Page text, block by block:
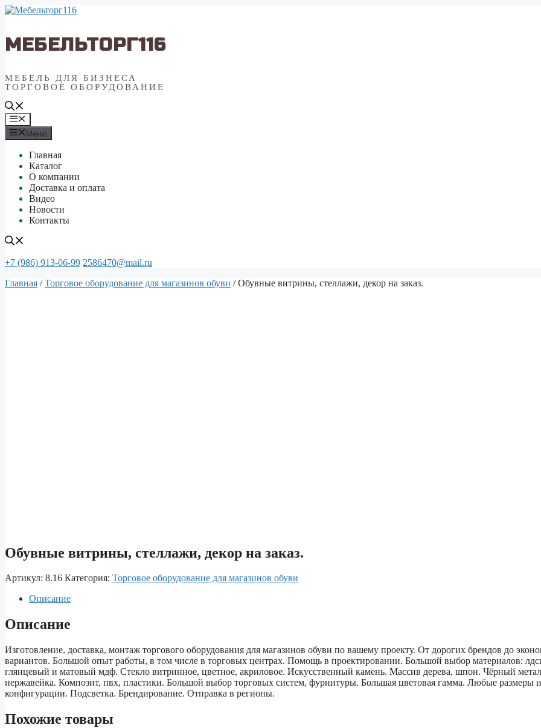
Перейти
МЕБЕЛЬТОРГ116
МЕБЕЛЬ ДЛЯ БИЗНЕСА
ТОРГОВОЕ ОБОРУДОВАНИЕ
Меню
Меню
Главная
Каталог
О компании
Доставка и оплата
Видео
Новости
Контакты
+7 (986) 913-06-99 2586470@mail.ru
Главная /Торговое оборудование для магазинов обуви / Обувные витрины, стеллажи, декор на заказ.
Обувные витрины, стеллажи, декор на заказ.
Артикул: 8.16 Категория: Торговое оборудование для магазинов обуви
Описание
Описание
Изготовление, доставка, монтаж торгового оборудования для магазинов обуви по вашему проекту. От дорогих брендов до
вариантов. Большой опыт работы, в том числе в торговых центрах. Помощь в проектировании. Большой выбор материалов:
глянцевый и матовый мдф. Стекло витринное, цветное, акриловое. Искусственный камень. Массив дерева, шпон. Чёрный
нержавейка. Композит, пвх, пластики. Большой выбор торговых систем, фурнитуры. Большая цветовая гамма. Любые размеры и
конфигурации. Подсветка. Брендирование. Отправка в регионы.
Похожие товары